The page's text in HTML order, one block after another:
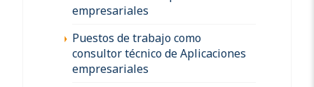
empresariales
Puestos de trabajo como
consultor técnico de Aplicaciones
empresariales